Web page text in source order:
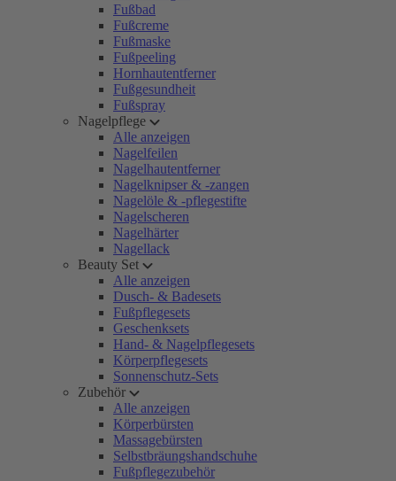
Fußbad
Fußcreme
Fußmaske
Fußpeeling
Hornhautentferner
Fußgesundheit
Fußspray
Nagelpflege
Alle anzeigen
Nagelfeilen
Nagelhautentferner
Nagelknipser & -zangen
Nagelöle & -pflegestifte
Nagelscheren
Nagelhärter
Nagellack
Beauty Set
Alle anzeigen
Dusch- & Badesets
Fußpflegesets
Geschenksets
Hand- & Nagelpflegesets
Körperpflegesets
Sonnenschutz-Sets
Zubehör
Alle anzeigen
Körperbürsten
Massagebürsten
Selbstbräungshandschuhe
Fußpflegezubehör